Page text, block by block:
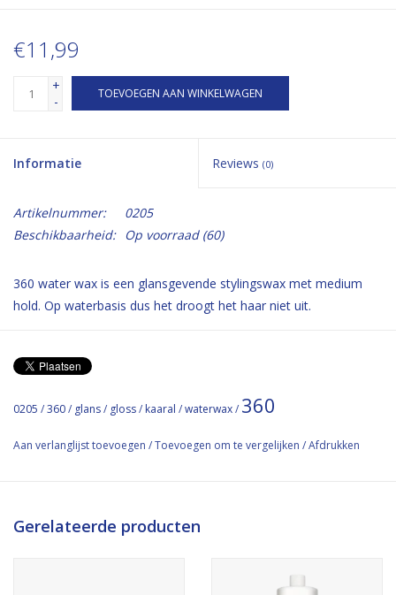
€11,99
+
-
TOEVOEGEN AAN WINKELWAGEN
Informatie Reviews (0)
Artikelnummer:
0205
Beschikbaarheid:
Op voorraad(60)
360 water wax is een glansgevende stylingswax met medium
hold. Op waterbasis dus het droogt het haar niet uit.
haar. Verdeel over de handpalmen om platte effecten te creeren
in een kapsel.. Houdt de gehele dag zonder plakken en is
gemakkelijk uit het haar te wassen.
NO: Silicon, Mineral Oil, Paraben, Gluten
0205 /360/ glans/ gloss/ kaaral /waterwax/ 360
Aan verlanglijst toevoegen /Toevoegen om te vergelijken /Afdrukken
Gerelateerde producten